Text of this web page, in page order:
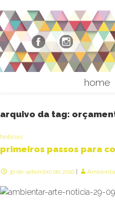
home
arquivo da tag:
Notícias
primeiros passos para
30 de setembro de 2016